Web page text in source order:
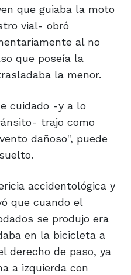
que guiaba la moto
vial- obró
al no
que poseía la
la menor.
cuidado -y a lo
trajo como
dañoso", puede
accidentológica y
que cuando el
se produjo era
en la bicicleta a
derecho de paso, ya
a izquierda con